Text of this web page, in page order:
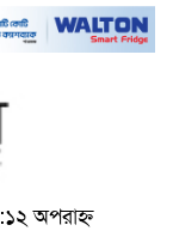
অপরাহ্ন